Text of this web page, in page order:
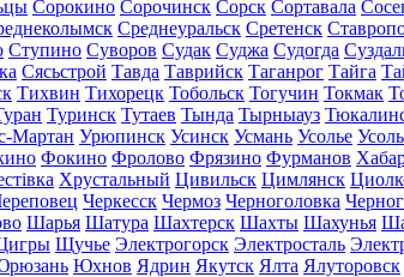
Сорокино Сорочинск Сорск Сортавала
Среднеуральск Сретенск
Ступино Суворов Судак Суджа Судогда
Сясьстрой Тавда Таврийск Таганрог Тайга
Тихвин Тихорецк Тобольск Тогучин Токмак
Туринск Тутаев Тында Тырныауз
Мартан Урюпинск Усинск Усмань Усолье
Фокино Фролово Фрязино Фурманов
Хрустальный Цивильск Цимлянск
Черкесск Чермоз Черноголовка
Шарья Шатура Шахтерск Шахты Шахунья
Щучье Электрогорск Электросталь
Юхнов Ядрин Якутск Ялта Ялуторовск